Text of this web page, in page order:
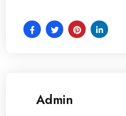
Admin